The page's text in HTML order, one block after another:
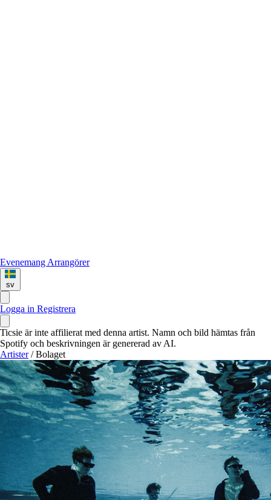
Evenemang Arrangörer
sv
Logga in Registrera
Ticsie är inte affilierat med denna artist. Namn och bild hämtas från
Spotify och beskrivningen är genererad av AI.
Artister / Bolaget